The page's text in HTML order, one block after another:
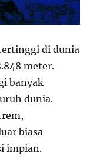
di dunia
meter.
banyak
dunia.
biasa
impian.